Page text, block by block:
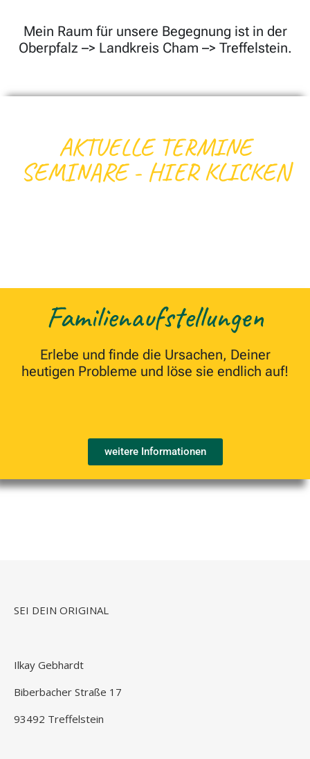
Mein Raum für unsere Begegnung ist in der
Oberpfalz –> Landkreis Cham –> Treffelstein.
AKTUELLE TERMINE
SEMINARE - HIER KLICKEN
Familienaufstellungen
Erlebe und finde die Ursachen, Deiner
heutigen Probleme und löse sie endlich auf!
weitere Informationen
SEI DEIN ORIGINAL
Ilkay Gebhardt
Biberbacher Straße 17
93492 Treffelstein